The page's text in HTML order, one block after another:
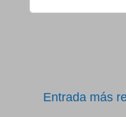
Entrada más